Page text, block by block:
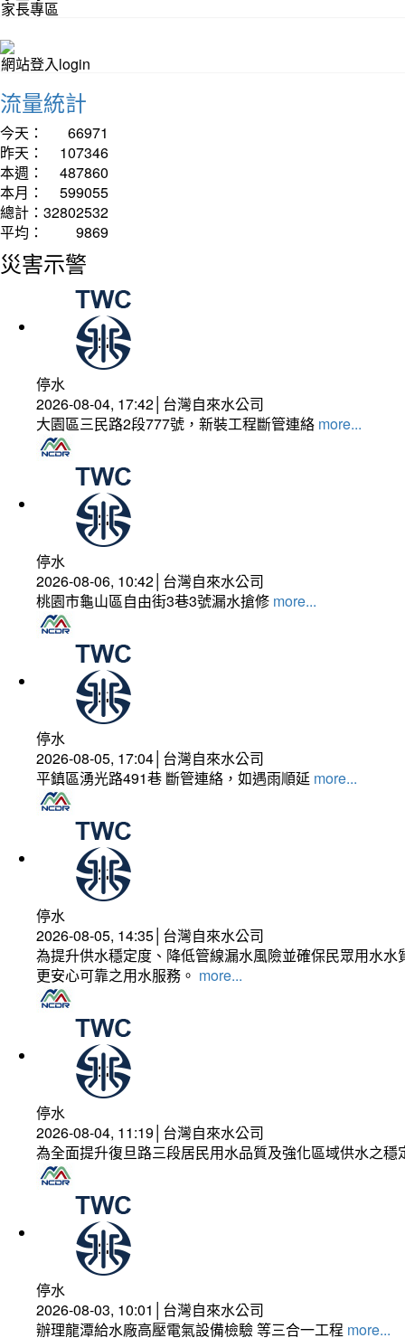
家長專區
網站登入login
流量統計
今天：
66971
昨天：
107346
本週：
487860
本月：
599055
總計： 32802532
平均：
9869
災害示警
停水
2026-08-04, 17:42│台灣自來水公司
大園區三民路2段777號，新裝工程斷管連絡 more...
停水
2026-08-06, 10:42│台灣自來水公司
桃園市龜山區自由街3巷3號漏水搶修 more...
停水
2026-08-05, 17:04│台灣自來水公司
平鎮區湧光路491巷 斷管連絡，如遇雨順延 more...
停水
2026-08-05, 14:35│台灣自來水公司
為提升供水穩定度、降低管線漏水風險並確保民眾用水
更安心可靠之用水服務。 more...
停水
2026-08-04, 11:19│台灣自來水公司
為全面提升復旦路三段居民用水品質及強化區域供水之
停水
2026-08-03, 10:01│台灣自來水公司
辦理龍潭給水廠高壓電氣設備檢驗 等三合一工程 more...